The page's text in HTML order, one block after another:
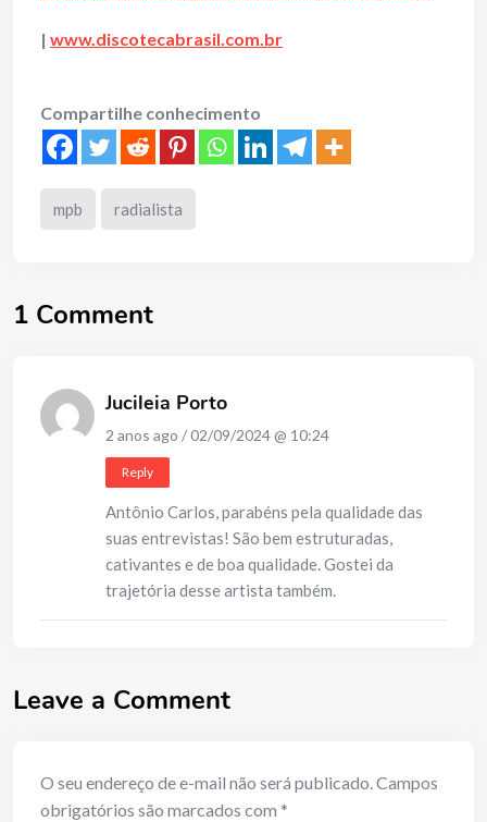
| www.discotecabrasil.com.br
Compartilhe conhecimento
mpb radialista
1 Comment
Jucileia Porto
2 anos ago / 02/09/2024 @ 10:24
Reply
Antônio Carlos, parabéns pela qualidade das
suas entrevistas! São bem estruturadas,
cativantes e de boa qualidade. Gostei da
trajetória desse artista também.
Leave a Comment
O seu endereço de e-mail não será publicado.Campos
obrigatórios são marcados com *